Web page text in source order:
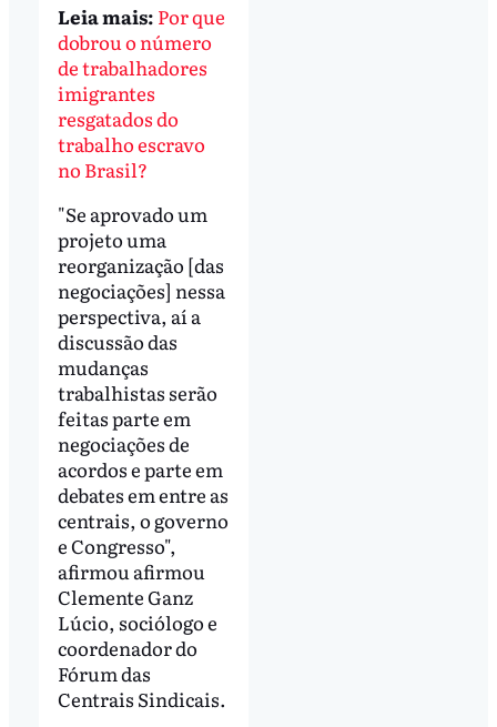
Leia mais: Por que
dobrou o número
de trabalhadores
imigrantes
resgatados do
trabalho escravo
no Brasil?
"Se aprovado um
projeto uma
reorganização [das
negociações] nessa
perspectiva, aí a
discussão das
mudanças
trabalhistas serão
feitas parte em
negociações de
acordos e parte em
debates em entre as
centrais, o governo
e Congresso",
afirmou afirmou
Clemente Ganz
Lúcio, sociólogo e
coordenador do
Fórum das
Centrais Sindicais.